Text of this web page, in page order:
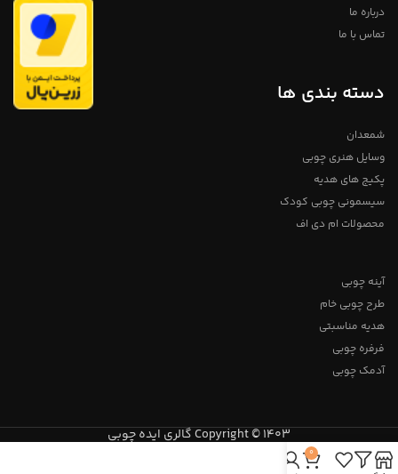
درباره ما
تماس با ما
دسته بندی ها
شمعدان
وسایل هنری چوبی
پکیج های هدیه
سیسمونی چوبی کودک
محصولات ام دی اف
آینه چوبی
طرح چوبی خام
هدیه مناسبتی
فرفره چوبی
آدمک چوبی
Copyright © 1403 گالری ایده چوبی
0